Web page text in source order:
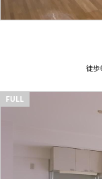
徒歩
FULL